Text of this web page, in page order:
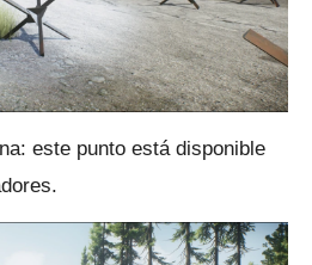
este punto está disponible